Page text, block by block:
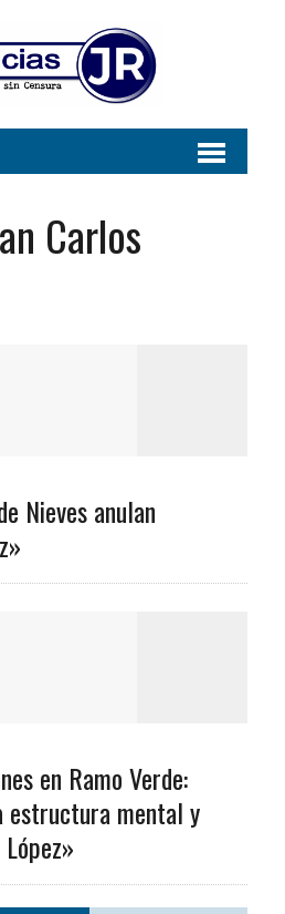
Carlos
Nieves anulan
en Ramo Verde:
estructura mental y